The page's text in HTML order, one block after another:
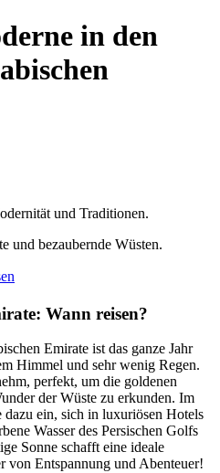
in den
und Traditionen.
und bezaubernde Wüsten.
Wann reisen?
Emirate ist das ganze Jahr
Himmel und sehr wenig Regen.
perfekt, um die goldenen
der Wüste zu erkunden. Im
ein, sich in luxuriösen Hotels
Wasser des Persischen Golfs
Sonne schafft eine ideale
von Entspannung und Abenteuer!